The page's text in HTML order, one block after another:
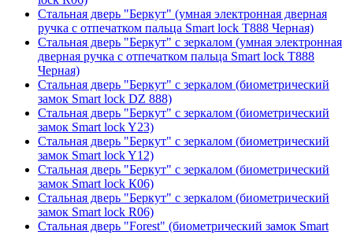
Стальная дверь "Беркут" (умная электронная дверная
ручка с отпечатком пальца Smart lock T888 Черная)
Стальная дверь "Беркут" с зеркалом (умная электронная
дверная ручка с отпечатком пальца Smart lock T888
Черная)
Стальная дверь "Беркут" с зеркалом (биометрический
замок Smart lock DZ 888)
Стальная дверь "Беркут" с зеркалом (биометрический
замок Smart lock Y23)
Стальная дверь "Беркут" с зеркалом (биометрический
замок Smart lock Y12)
Стальная дверь "Беркут" с зеркалом (биометрический
замок Smart lock К06)
Стальная дверь "Беркут" с зеркалом (биометрический
замок Smart lock R06)
Стальная дверь "Forest" (биометрический замок Smart